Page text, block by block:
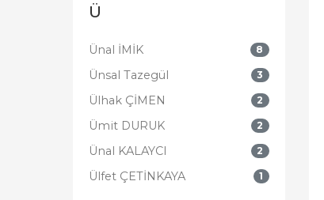
Ü
Ünal İMİK 8
Ünsal Tazegül 3
Ülhak ÇİMEN 2
Ümit DURUK 2
Ünal KALAYCI 2
Ülfet ÇETİNKAYA 1